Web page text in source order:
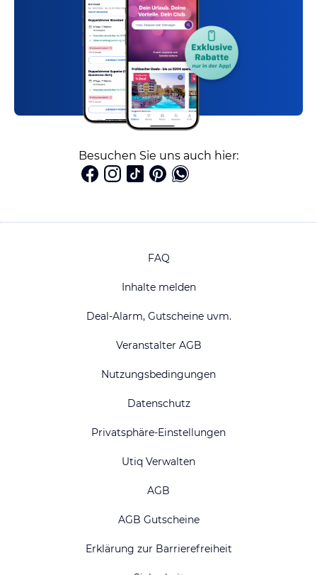
Besuchen Sie uns auch hier:
FAQ
Inhalte melden
Deal-Alarm, Gutscheine uvm.
Veranstalter AGB
Nutzungsbedingungen
Datenschutz
Privatsphäre-Einstellungen
Utiq Verwalten
AGB
AGB Gutscheine
Erklärung zur Barrierefreiheit